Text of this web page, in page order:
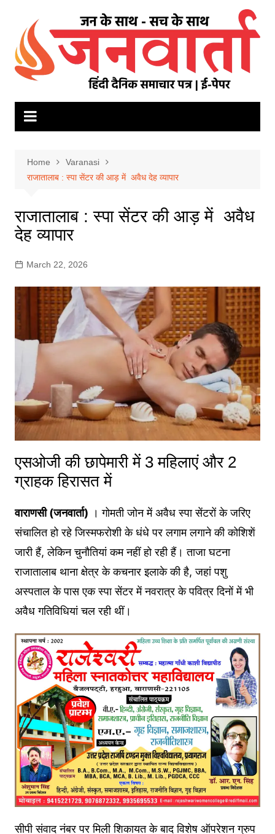
content
Home
Varanasi
राजातालाब : स्पा सेंटर की आड़ में अवैध देह व्यापार
राजातालाब : स्पा सेंटर की आड़ में अवैध
देह व्यापार
March 22, 2026
एसओजी की छापेमारी में 3 महिलाएं और 2
ग्राहक हिरासत में
वाराणसी (जनवार्ता) । गोमती जोन में अवैध स्पा सेंटरों के जरिए
संचालित हो रहे जिस्मफरोशी के धंधे पर लगाम लगाने की कोशिशें
जारी हैं, लेकिन चुनौतियां कम नहीं हो रही हैं। ताजा घटना
राजातालाब थाना क्षेत्र के कचनार इलाके की है, जहां पशु
अस्पताल के पास एक स्पा सेंटर में नवरात्र के पवित्र दिनों में भी
अवैध गतिविधियां चल रही थीं।
सीपी संवाद नंबर पर मिली शिकायत के बाद विशेष ऑपरेशन ग्रुप